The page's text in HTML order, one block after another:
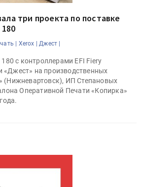
три проекта по поставке
| Xerox | Джест |
с контроллерами EFI Fiery
на производственных
(Нижневартовск), ИП Степановых
Оперативной Печати «Копирка»